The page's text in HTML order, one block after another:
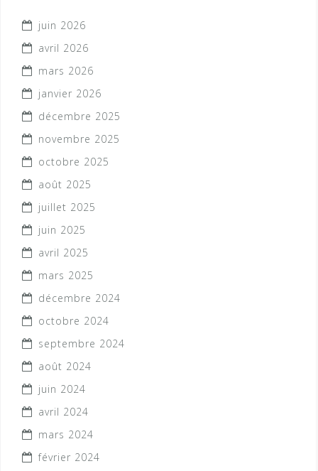
juin 2026
avril 2026
mars 2026
janvier 2026
décembre 2025
novembre 2025
octobre 2025
août 2025
juillet 2025
juin 2025
avril 2025
mars 2025
décembre 2024
octobre 2024
septembre 2024
août 2024
juin 2024
avril 2024
mars 2024
février 2024